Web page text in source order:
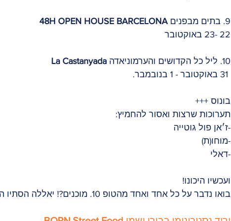
9. בתים מבפנים
48H OPEN HOUSE BARCELONA
22 -23 באוקטובר
10. ליל כל הקדושים והערמוניאדה
La Castanyada
בונוס +++
תערוכות שרצות ואסור להחמיץ:
-ז׳אן פול גוטייה
-מוחו(ת)
-דאלי
ועכשיו היכונו!
בואו נדבר על כל אחד ואחד מהטופ 10. מוכנים?! יאללה הסתיו הגיע והחגיגות גם!